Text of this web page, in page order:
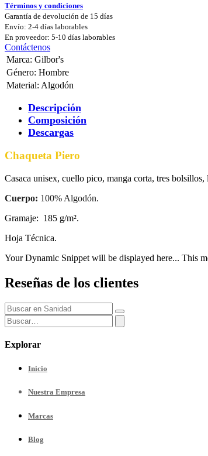
Términos y condiciones
Garantía de devolución de 15 días
Envío: 2-4 días laborables
En proveedor: 5-10 días laborables
Contáctenos
Marca: Gilbor's
Género: Hombre
Material: Algodón
Descripción
Composición
Descargas
Chaqueta Piero
Casaca unisex, cuello pico, manga corta, tres bolsillos,
Cuerpo: 100% Algodón.
Gramaje: 185 g/m².
Hoja Técnica.
Your Dynamic Snippet will be displayed here... This
Reseñas de los clientes
Explorar
Inicio
Nuestra Empresa
Marcas
Blog